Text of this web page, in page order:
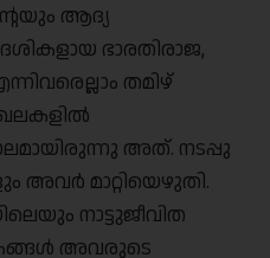
ആദ്യ
ഭാരതിരാജ,
തമിഴ്
അത്. നടപ്പു
അവര്‍ മാറ്റിയെഴുതി.
നാട്ടുജീവിത
അവരുടെ